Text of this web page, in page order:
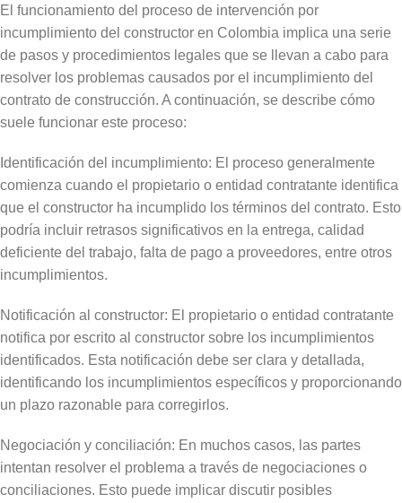
El funcionamiento del proceso de intervención por
incumplimiento del constructor en Colombia implica una serie
de pasos y procedimientos legales que se llevan a cabo para
resolver los problemas causados por el incumplimiento del
contrato de construcción. A continuación, se describe cómo
suele funcionar este proceso:
Identificación del incumplimiento: El proceso generalmente
comienza cuando el propietario o entidad contratante identifica
que el constructor ha incumplido los términos del contrato. Esto
podría incluir retrasos significativos en la entrega, calidad
deficiente del trabajo, falta de pago a proveedores, entre otros
incumplimientos.
Notificación al constructor: El propietario o entidad contratante
notifica por escrito al constructor sobre los incumplimientos
identificados. Esta notificación debe ser clara y detallada,
identificando los incumplimientos específicos y proporcionando
un plazo razonable para corregirlos.
Negociación y conciliación: En muchos casos, las partes
intentan resolver el problema a través de negociaciones o
conciliaciones. Esto puede implicar discutir posibles